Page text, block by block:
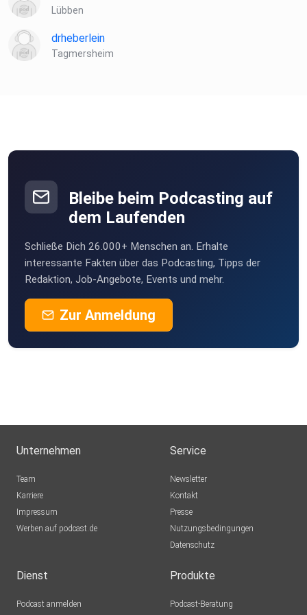
Lübben
drheberlein
Tagmersheim
Bleibe beim Podcasting auf
dem Laufenden
Schließe Dich 26.000+ Menschen an. Erhalte
interessante Fakten über das Podcasting, Tipps der
Redaktion, Job-Angebote, Events und mehr.
Zur Anmeldung
Unternehmen
Team
Karriere
Impressum
Werben auf podcast.de
Service
Newsletter
Kontakt
Presse
Nutzungsbedingungen
Datenschutz
Dienst
Podcast anmelden
Produkte
Podcast-Beratung